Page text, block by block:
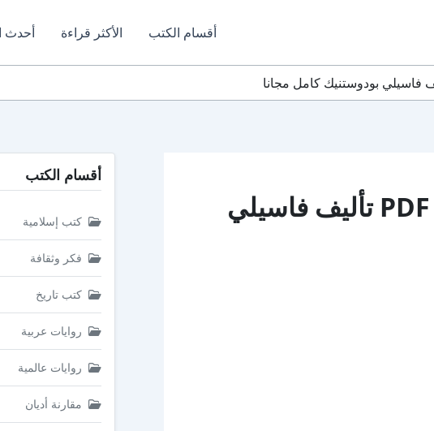
أقسام الكتب الأكثر قراءة أحدث
تحميل كتاب الف باء المادية الجدلية PDF تأليف فاسيلي
أقسام الكتب
كتب إسلامية
فكر وثقافة
كتب تاريخ
روايات عربية
روايات عالمية
مقارنة أديان